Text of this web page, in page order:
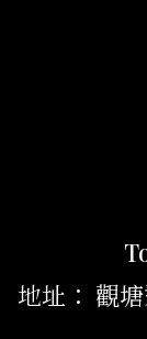
地址： 觀